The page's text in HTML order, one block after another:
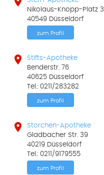
Nikolaus-Knopp-Platz 31
40549 Düsseldorf
zum Profil

Stifts-Apotheke
Benderstr. 76
40625 Düsseldorf
Tel.: 0211/283282
zum Profil

Storchen-Apotheke
Gladbacher Str. 39
40219 Düsseldorf
Tel.: 0211/9179555
zum Profil